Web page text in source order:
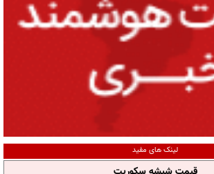
لینک های مفید